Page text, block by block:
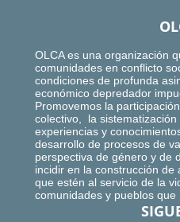
OLCA es una organización
comunidades en conflicto
condiciones de profunda
económico depredador
Promovemos la
colectivo, la sistematización
experiencias y
desarrollo de procesos de
perspectiva de género y de
incidir en la construcción de
que estén al servicio de la
comunidades y pueblos que